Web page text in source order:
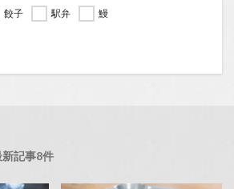
餃子 駅弁 鰻
記事8件